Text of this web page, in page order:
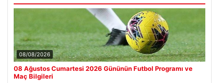
08/08/2026
08 Ağustos Cumartesi 2026 Gününün Futbol Programı ve
Maç Bilgileri